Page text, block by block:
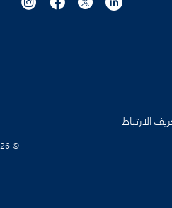
الارتباط
© Koninklijke Philips N.V., 2004 - 2026. كل الحقوق محفوظة.